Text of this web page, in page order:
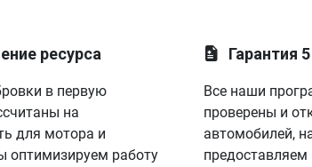
ресурса
в первую
на
для мотора и
оптимизируем работу
Гарантия
Все наши
проверены и
автомобилей,